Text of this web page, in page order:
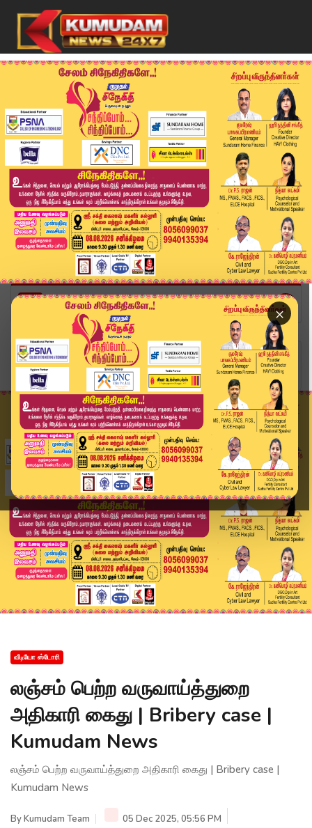
×
Home
வீடியோ ஸ்டோரி
லஞ்சம் பெற்ற வருவாய்த்துறை அதிகாரி கைது | Bribe...
வீடியோ ஸ்டோரி
லஞ்சம் பெற்ற வருவாய்த்துறை
அதிகாரி கைது | Bribery case |
Kumudam News
லஞ்சம் பெற்ற வருவாய்த்துறை அதிகாரி கைது | Bribery case |
Kumudam News
ByKumudam Team
05 Dec 2025, 05:56 PM